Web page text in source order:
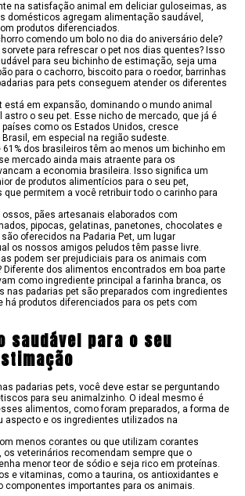
na satisfação animal em deliciar guloseimas, as
domésticos agregam alimentação saudável,
produtos diferenciados.
comendo um bolo no dia do aniversário dele?
para refrescar o pet nos dias quentes? Isso
para seu bichinho de estimação, seja uma
para o cachorro, biscoito para o roedor, barrinhas
para pets conseguem atender os diferentes
está em expansão, dominando o mundo animal
astro o seu pet. Esse nicho de mercado, que já é
como os Estados Unidos, cresce
em especial na região sudeste.
dos brasileiros têm ao menos um bichinho em
mercado ainda mais atraente para os
a economia brasileira. Isso significa um
de produtos alimentícios para o seu pet,
permitem a você retribuir todo o carinho para
pães artesanais elaborados com
pipocas, gelatinas, panetones, chocolates e
oferecidos na Padaria Pet, um lugar
os nossos amigos peludos têm passe livre.
podem ser prejudiciais para os animais com
Diferente dos alimentos encontrados em boa parte
como ingrediente principal a farinha branca, os
nas padarias pet são preparados com ingredientes
há produtos diferenciados para os pets com
saudável para o seu
padarias pets, você deve estar se perguntando
para seu animalzinho. O ideal mesmo é
alimentos, como foram preparados, a forma de
aspecto e os ingredientes utilizados na
menos corantes ou que utilizam corantes
os veterinários recomendam sempre que o
menor teor de sódio e seja rico em proteínas.
e vitaminas, como a taurina, os antioxidantes e
componentes importantes para os animais.